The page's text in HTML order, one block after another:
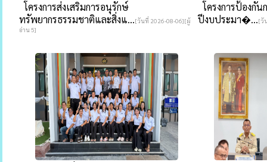
โครงการส่งเสริมการอนุรักษ์
ทรัพยากรธรรมชาติและสิ่งแ...[วันที่ 2026-08-06][ผู้
อ่าน 5]
โครงการป้องกั
ปีงบประมา�...[วั